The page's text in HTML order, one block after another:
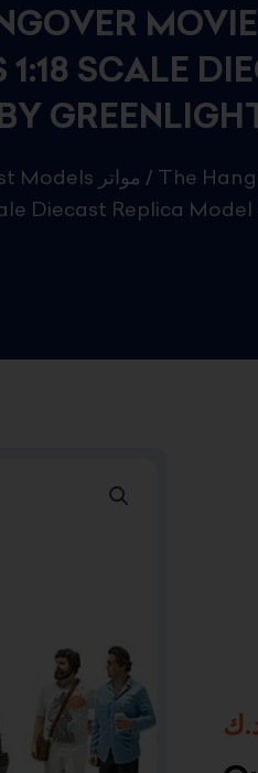
1:18 SCALE
Diecast Models مواتر / The
Diecast Replica